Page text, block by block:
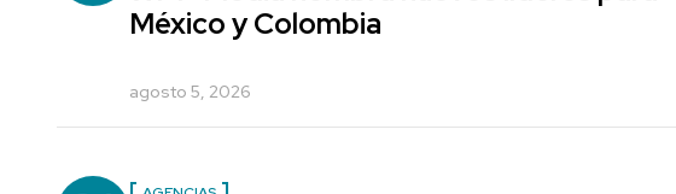
México y Colombia
agosto 5, 2026